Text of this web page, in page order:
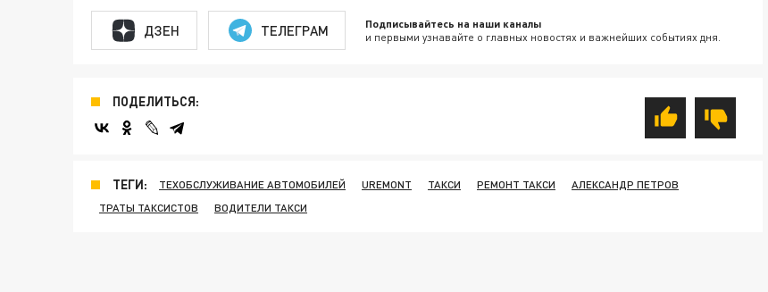
ДЗЕН ТЕЛЕГРАМ Подписывайтесь на наши каналы
и первыми узнавайте о главных новостях и важнейших событиях дня.
ПОДЕЛИТЬСЯ:
ТЕГИ: ТЕХОБСЛУЖИВАНИЕ АВТОМОБИЛЕЙ UREMONT ТАКСИ РЕМОНТ ТАКСИ
АЛЕКСАНДР ПЕТРОВ
ТРАТЫ ТАКСИСТОВ
ВОДИТЕЛИ ТАКСИ